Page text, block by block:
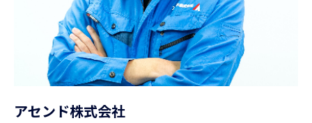
アセンド株式会社